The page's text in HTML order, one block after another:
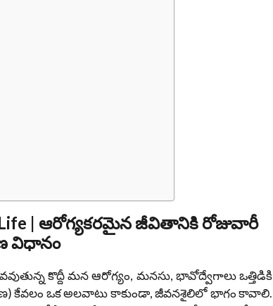
Life | ఆరోగ్యకరమైన జీవితానికి రోజువారీ
విధానం
కొద్దీ మన ఆరోగ్యం, మనసు, భావోద్వేగాలు ఒత్తిడికి
కేవలం ఒక అలవాటు కాకుండా, జీవనశైలిలో భాగం కావాలి.